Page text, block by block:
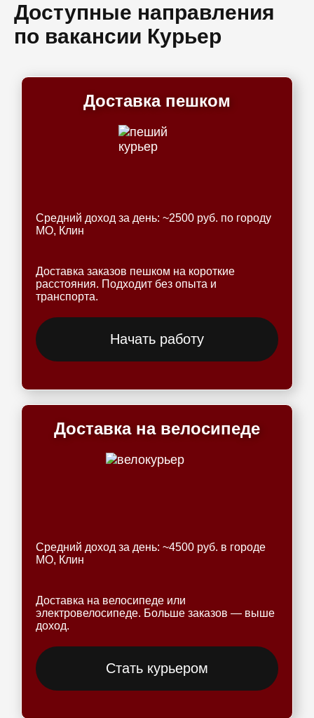
Доступные направления
по вакансии Курьер
Доставка пешком
Средний доход за день: ~2500 руб. по городу
МО, Клин
Доставка заказов пешком на короткие
расстояния. Подходит без опыта и
транспорта.
Начать работу
Доставка на велосипеде
Средний доход за день: ~4500 руб. в городе
МО, Клин
Доставка на велосипеде или
электровелосипеде. Больше заказов — выше
доход.
Стать курьером